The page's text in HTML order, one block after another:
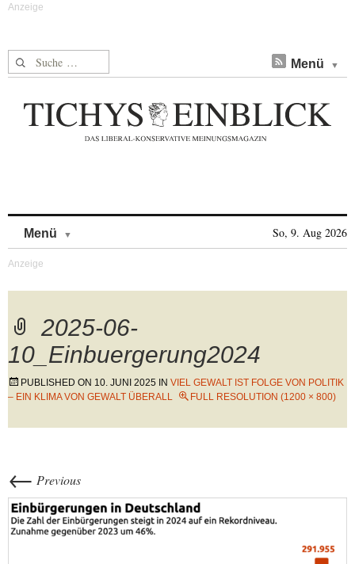
Suche nach: Menü
Menü So, 9. Aug 2026
2025-06-
10_Einbuergerung2024
PUBLISHED ON 10. JUNI 2025 IN VIEL GEWALT IST FOLGE VON POLITIK
– EIN KLIMA VON GEWALT ÜBERALL
FULL RESOLUTION (1200 × 800)
← Previous